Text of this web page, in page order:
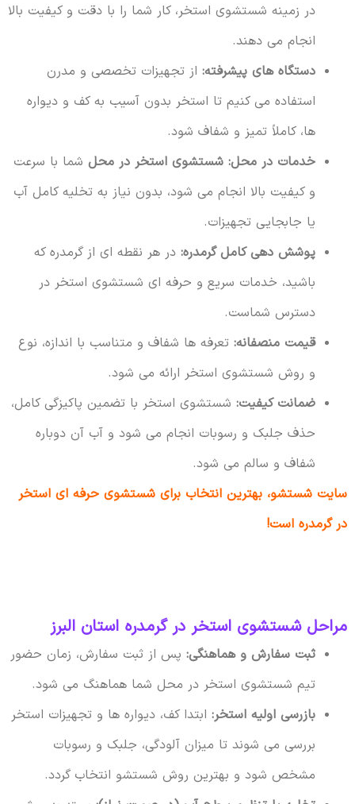
در زمینه شستشوی استخر، کار شما را با دقت و کیفیت بالا
انجام می دهند.
دستگاه های پیشرفته:از تجهیزات تخصصی و مدرن
استفاده می کنیم تا استخر بدون آسیب به کف و دیواره
ها، کاملاً تمیز و شفاف شود.
خدمات در محل: شستشوی استخر در محلشما با سرعت
و کیفیت بالا انجام می شود، بدون نیاز به تخلیه کامل آب
یا جابجایی تجهیزات.
پوشش دهی کامل گرمدره:در هر نقطه ای از گرمدره که
باشید، خدمات سریع و حرفه ای شستشوی استخر در
دسترس شماست.
قیمت منصفانه:تعرفه ها شفاف و متناسب با اندازه، نوع
و روش شستشوی استخر ارائه می شود.
ضمانت کیفیت:شستشوی استخر با تضمین پاکیزگی کامل،
حذف جلبک و رسوبات انجام می شود و آب آن دوباره
شفاف و سالم می شود.
سایت شستشو، بهترین انتخاب برای شستشوی حرفه ای استخر
در گرمدره است!
مراحل شستشوی استخر در گرمدره استان البرز
ثبت سفارش و هماهنگی:پس از ثبت سفارش، زمان حضور
تیم شستشوی استخر در محل شما هماهنگ می شود.
بازرسی اولیه استخر:ابتدا کف، دیواره ها و تجهیزات استخر
بررسی می شوند تا میزان آلودگی، جلبک و رسوبات
مشخص شود و بهترین روش شستشو انتخاب گردد.